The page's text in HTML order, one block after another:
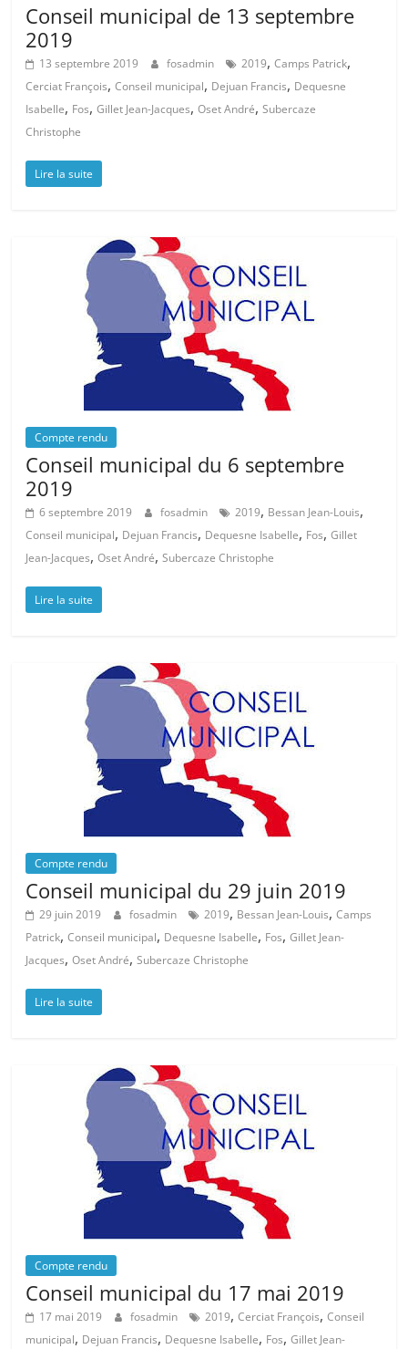
Conseil municipal de 13 septembre
2019
13 septembre 2019 fosadmin 2019,Camps Patrick,
Cerciat François,Conseil municipal, Dejuan Francis, Dequesne
Isabelle, Fos,Gillet Jean-Jacques,Oset André,Subercaze
Christophe
Lire la suite
Compte rendu
Conseil municipal du 6 septembre
2019
6 septembre 2019 fosadmin 2019, Bessan Jean-Louis,
Conseil municipal, Dejuan Francis, Dequesne Isabelle, Fos,Gillet
Jean-Jacques,Oset André,Subercaze Christophe
Lire la suite
Compte rendu
Conseil municipal du 29 juin 2019
29 juin 2019 fosadmin 2019, Bessan Jean-Louis,Camps
Patrick,Conseil municipal, Dequesne Isabelle, Fos,Gillet Jean-
Jacques,Oset André,Subercaze Christophe
Lire la suite
Compte rendu
Conseil municipal du 17 mai 2019
17 mai 2019 fosadmin 2019,Cerciat François,Conseil
municipal, Dejuan Francis, Dequesne Isabelle, Fos,Gillet Jean-